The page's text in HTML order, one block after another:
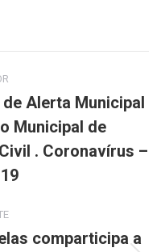
Alerta Municipal
Municipal de
. Coronavírus –
comparticipa a